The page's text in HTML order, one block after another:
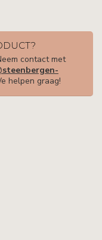
contact met
helpen graag!